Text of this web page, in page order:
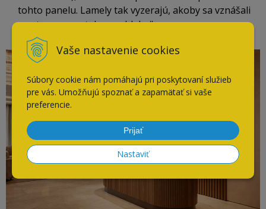
Vaše nastavenie cookies
Súbory cookie nám pomáhajú pri poskytovaní služieb
pre vás. Umožňujú spoznať a zapamätať si vaše
preferencie.
Prijať
Nastaviť
tohto panelu. Lamely tak vyzerajú, akoby sa vznášali
na stene v „svetelnom oblaku“.